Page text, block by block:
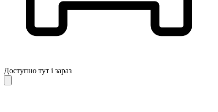
Доступно тут і зараз